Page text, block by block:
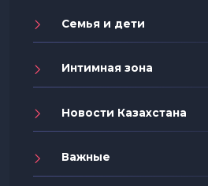
Семья и дети
Интимная зона
Новости Казахстана
Важные